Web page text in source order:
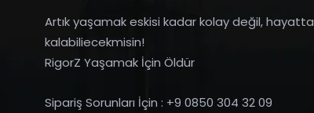
Artık yaşamak eskisi kadar kolay değil, hayatta
kalabiliecekmisin!
RigorZ Yaşamak İçin Öldür
Sipariş Sorunları İçin : +9 0850 304 32 09